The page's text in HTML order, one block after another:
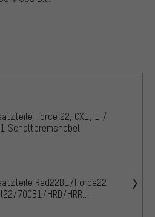
Force 22, CX1, 1 /
Schaltbremshebel
Red22B1/Force22
700B1/HRD/HRR